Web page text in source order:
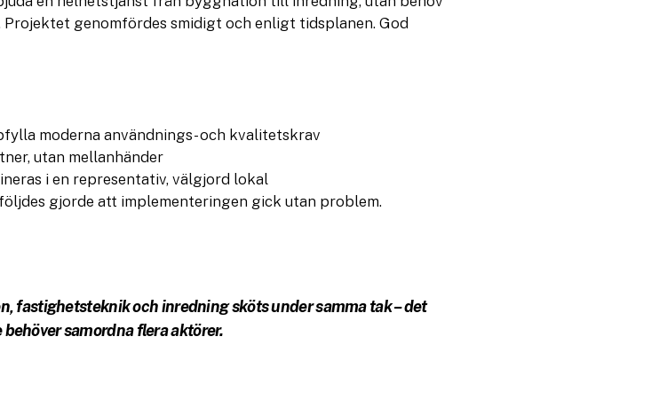
genomfördes smidigt och enligt tidsplanen. God
moderna användnings- och kvalitetskrav
utan mellanhänder
i en representativ, välgjord lokal
gjorde att implementeringen gick utan problem.
fastighetsteknik och inredning sköts under samma tak – det
samordna flera aktörer.